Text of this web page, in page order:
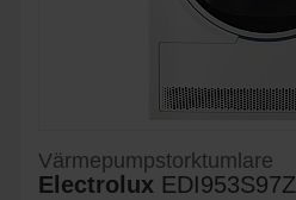
Värmepumpstorktumlare
Electrolux EDI953S97Z